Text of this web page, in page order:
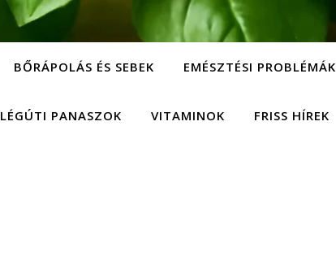
BŐRÁPOLÁS ÉS SEBEK EMÉSZTÉSI PROBLÉMÁK
LÉGÚTI PANASZOK VITAMINOK FRISS HÍREK